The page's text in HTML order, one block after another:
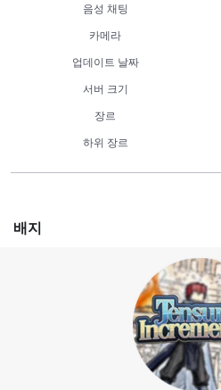
음성 채팅
카메라
업데이트 날짜
서버 크기
장르
하위 장르
배지